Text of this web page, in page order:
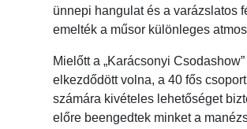
ünnepi hangulat és a varázslatos
emelték a műsor különleges
Mielőtt a „Karácsonyi
elkezdődött volna, a 40 fős
számára kivételes lehetőséget
előre beengedtek minket a